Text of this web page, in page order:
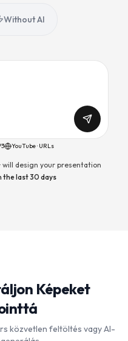
Without AI
YouTube · URLs
will design your presentation
the last 30 days
Képeket
közvetlen feltöltés vagy AI-